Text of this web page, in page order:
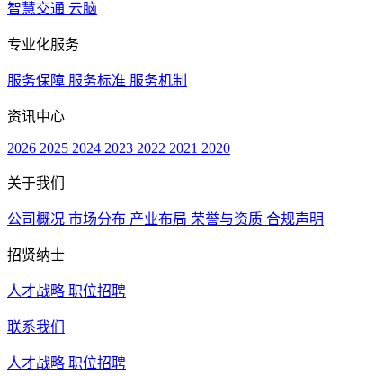
智慧交通 云脑
专业化服务
服务保障 服务标准 服务机制
资讯中心
2026 2025 2024 2023 2022 2021 2020
关于我们
公司概况 市场分布 产业布局 荣誉与资质 合规声明
招贤纳士
人才战略 职位招聘
联系我们
人才战略 职位招聘